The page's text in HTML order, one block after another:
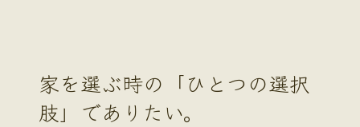
家を選ぶ時の「ひとつの選択
肢」でありたい。